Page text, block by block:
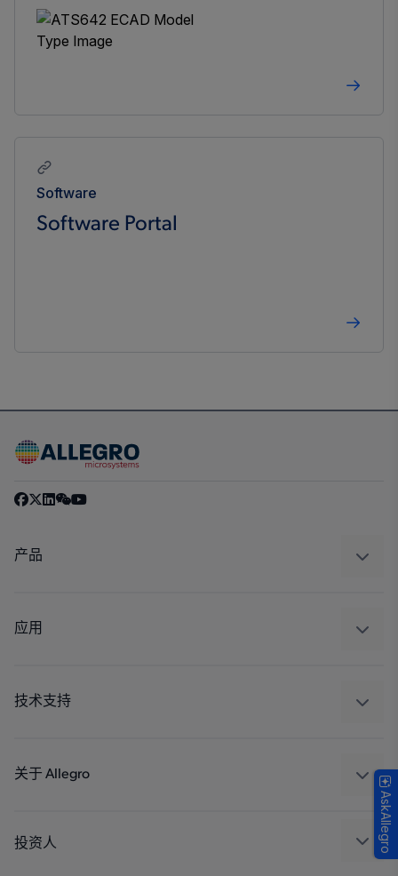
Software
Software Portal
产品
调节
应用
工业
技术支持
封装
关于 Allegro
人才招聘
投资人 AskAllegro